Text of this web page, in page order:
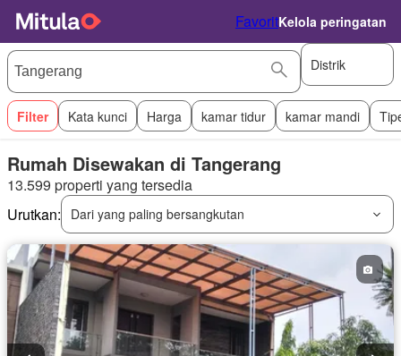
FavoritKelola peringatan
Distrik
Filter Kata kunci Harga kamar tidur kamar mandi
Rumah Disewakan di Tangerang
13.599 properti yang tersedia
Urutkan:
Dari yang paling bersangkutan